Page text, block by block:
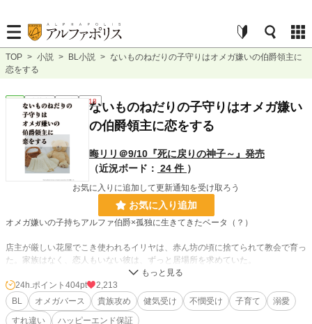
TOP > 小説 > BL小説 > ないものねだりの子守りはオメガ嫌いの伯爵領主に
恋をする
R18
ないものねだりの子守りはオメガ嫌い
の伯爵領主に恋をする
晦リリ＠9/10『死に戻りの神子～』発売
（近況ボード： 24 件 ）
お気に入りに追加して更新通知を受け取ろう
お気に入り追加
オメガ嫌いの子持ちアルファ伯爵×孤独に生きてきたベータ（？）
店主が厳しい花屋でこき使われるイリヤは、赤ん坊の頃に捨てられて教会で育っ
た。家族はなく、恋人もいない彼は、ずっと居場所を求めていた。
そんなある日、イリヤの前に「お花をください」という少女エマが現れる。
何度も訪れる彼女を送り届けていくうち、イリヤは新しい領主である伯爵レヴィ
アス・ブランフォードと知り合う。レヴィアスの目下の悩みは、二人いる子ども
たちの世話係がいないこと。
24h.ポイント 404pt
2,213
BL
オメガバース 貴族攻め 健気受け 不憫受け 子育て
溺愛
すれ違い
ハッピーエンド保証